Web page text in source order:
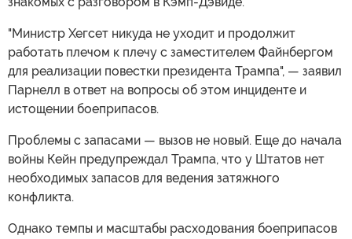
"Министр Хегсет никуда не уходит и продолжит
работать плечом к плечу с заместителем Файнбергом
для реализации повестки президента Трампа", — заявил
Парнелл в ответ на вопросы об этом инциденте и
истощении боеприпасов.
Проблемы с запасами — вызов не новый. Еще до начала
войны Кейн предупреждал Трампа, что у Штатов нет
необходимых запасов для ведения затяжного
конфликта.
Однако темпы и масштабы расходования боеприпасов